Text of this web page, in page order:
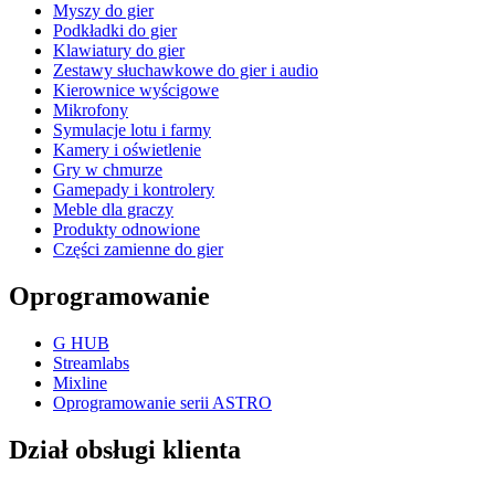
Myszy do gier
Podkładki do gier
Klawiatury do gier
Zestawy słuchawkowe do gier i audio
Kierownice wyścigowe
Mikrofony
Symulacje lotu i farmy
Kamery i oświetlenie
Gry w chmurze
Gamepady i kontrolery
Meble dla graczy
Produkty odnowione
Części zamienne do gier
Oprogramowanie
G HUB
Streamlabs
Mixline
Oprogramowanie serii ASTRO
Dział obsługi klienta